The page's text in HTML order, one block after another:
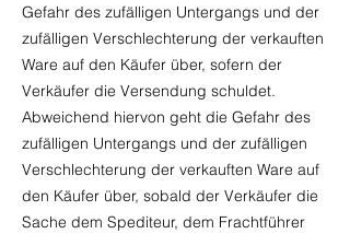
Gefahr des zufälligen Untergangs und der
zufälligen Verschlechterung der verkauften
Ware auf den Käufer über, sofern der
Verkäufer die Versendung schuldet.
Abweichend hiervon geht die Gefahr des
zufälligen Untergangs und der zufälligen
Verschlechterung der verkauften Ware auf
den Käufer über, sobald der Verkäufer die
Sache dem Spediteur, dem Frachtführer